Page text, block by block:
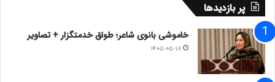
پر بازدیدها
خاموشی بانوی شاعر؛ طواق خدمتگزار + تصاویر
۱۴۰۵-۰۵-۱۸